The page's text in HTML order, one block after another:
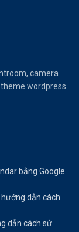
camera
wordpress
bằng Google
dẫn cách
dẫn cách sử